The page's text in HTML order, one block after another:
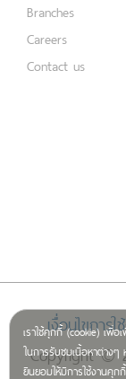
เราใช้คุกกี้ (cookie) เพื่
ในการรับชมเนื้อหาต่างๆ
ยินยอมให้มีการใช้งานคุ
Branches
Careers
Contact us
เงื่อนไขการใ
Copyright ©